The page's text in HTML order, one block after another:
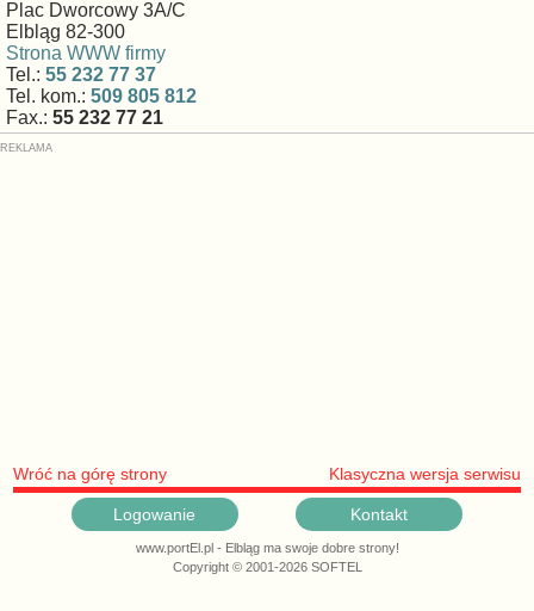
Plac Dworcowy 3A/C
Elbląg 82-300
Strona WWW firmy
Tel.: 55 232 77 37
Tel. kom.: 509 805 812
Fax.: 55 232 77 21
Wróć na górę strony Klasyczna wersja serwisu
Logowanie Kontakt
www.portEl.pl - Elbląg ma swoje dobre strony!
Copyright © 2001-2026 SOFTEL